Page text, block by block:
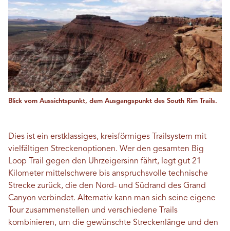
Blick vom Aussichtspunkt, dem Ausgangspunkt des South Rim Trails.
Dies ist ein erstklassiges, kreisförmiges Trailsystem mit
vielfältigen Streckenoptionen. Wer den gesamten Big
Loop Trail gegen den Uhrzeigersinn fährt, legt gut 21
Kilometer mittelschwere bis anspruchsvolle technische
Strecke zurück, die den Nord- und Südrand des Grand
Canyon verbindet. Alternativ kann man sich seine eigene
Tour zusammenstellen und verschiedene Trails
kombinieren, um die gewünschte Streckenlänge und den